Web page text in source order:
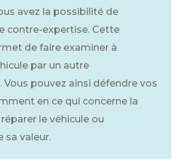
avez la possibilité de
contre-expertise. Cette
de faire examiner à
par un autre
Vous pouvez ainsi défendre vos
en ce qui concerne la
le véhicule ou
sa valeur.